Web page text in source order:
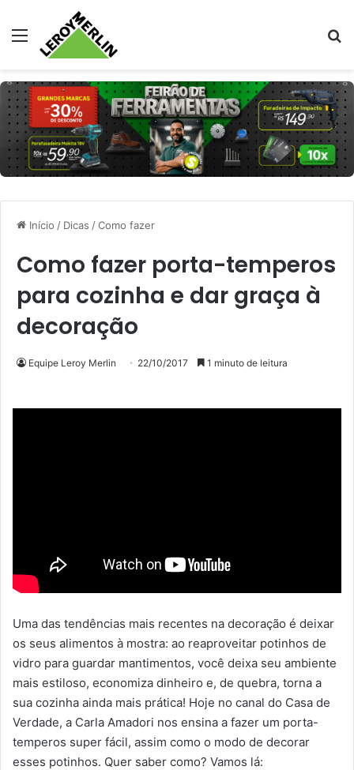
Menu
Início / Dicas /Como fazer
Como fazer porta-temperos
para cozinha e dar graça à
decoração
Equipe Leroy Merlin 22/10/2017 1 minuto de leitura
Uma das tendências mais recentes na decoração é deixar
os seus alimentos à mostra: ao reaproveitar potinhos de
vidro para guardar mantimentos, você deixa seu ambiente
mais estiloso, economiza dinheiro e, de quebra, torna a
sua cozinha ainda mais prática! Hoje no canal do Casa de
Verdade, a Carla Amadori nos ensina a fazer um porta-
temperos super fácil, assim como o modo de decorar
esses potinhos. Quer saber como? Vamos lá: